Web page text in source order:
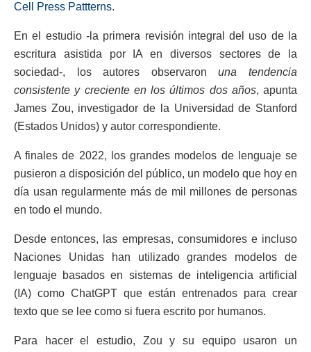
Cell Press Pattterns.
En el estudio -la primera revisión integral del uso de la
escritura asistida por IA en diversos sectores de la
sociedad-, los autores observaronuna tendencia
consistente y creciente en los últimos dos años, apunta
James Zou, investigador de la Universidad de Stanford
(Estados Unidos) y autor correspondiente.
A finales de 2022, los grandes modelos de lenguaje se
pusieron a disposición del público, un modelo que hoy en
día usan regularmente más de mil millones de personas
en todo el mundo.
Desde entonces, las empresas, consumidores e incluso
Naciones Unidas han utilizado grandes modelos de
lenguaje basados en sistemas de inteligencia artificial
(IA) como ChatGPT que están entrenados para crear
texto que se lee como si fuera escrito por humanos.
Para hacer el estudio, Zou y su equipo usaron un